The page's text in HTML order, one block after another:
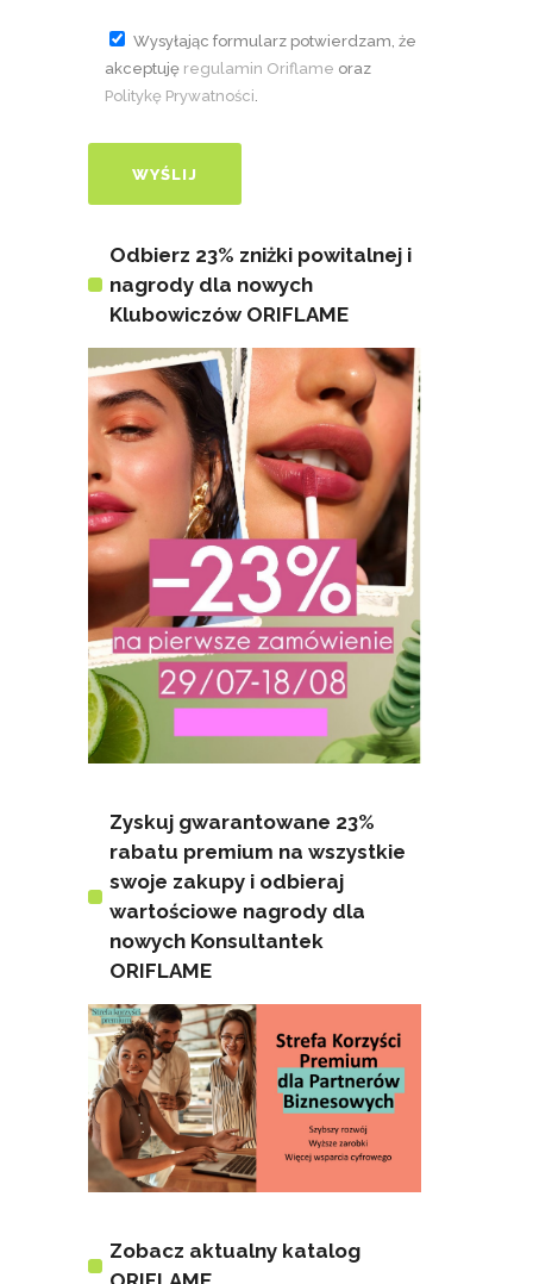
Wysyłając formularz potwierdzam, że
akceptuję regulamin Oriflame oraz
Politykę Prywatności
Odbierz 23% zniżki powitalnej i
nagrody dla nowych
Klubowiczów ORIFLAME
Zyskuj gwarantowane 23%
rabatu premium na wszystkie
swoje zakupy i odbieraj
wartościowe nagrody dla
nowych Konsultantek
ORIFLAME
Zobacz aktualny katalog